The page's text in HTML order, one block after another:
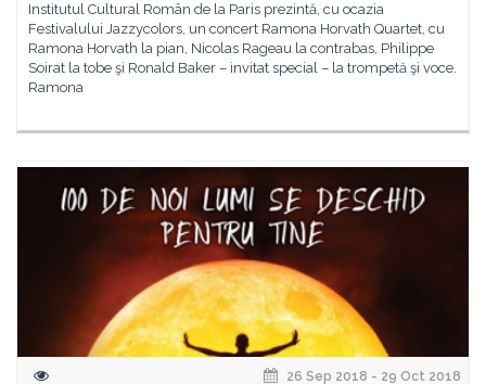
Institutul Cultural Român de la Paris prezintă, cu ocazia
Festivalului Jazzycolors, un concert Ramona Horvath Quartet, cu
Ramona Horvath la pian, Nicolas Rageau la contrabas, Philippe
Soirat la tobe şi Ronald Baker – invitat special – la trompetă şi voce.
Ramona
26 Sep 2018 - 29 Oct 2018